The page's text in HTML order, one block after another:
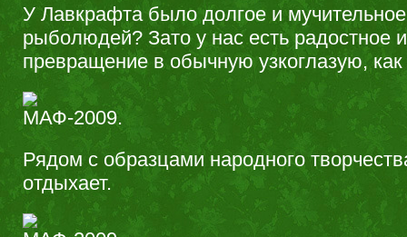
У Лавкрафта было долгое и
рыболюдей? Зато у нас есть радостное
превращение в обычную узкоглазую,
Рядом с образцами народного
отдыхает.